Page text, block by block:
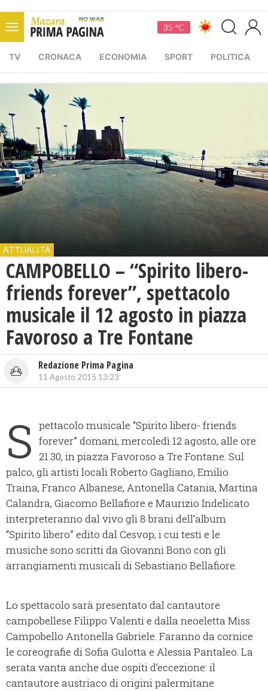
35 °C
TV CRONACA ECONOMIA SPORT POLITICA
ATTUALITÀ
CAMPOBELLO – “Spirito libero-
friends forever”, spettacolo
musicale il 12 agosto in piazza
Favoroso a Tre Fontane
Redazione Prima Pagina
11 Agosto 2015 13:23
S pettacolo musicale “Spirito libero- friends
forever” domani, mercoledì 12 agosto, alle ore
21.30, in piazza Favoroso a Tre Fontane. Sul
palco, gli artisti locali Roberto Gagliano, Emilio
Traina, Franco Albanese, Antonella Catania, Martina
Calandra, Giacomo Bellafiore e Maurizio Indelicato
interpreteranno dal vivo gli 8 brani dell’album
“Spirito libero” edito dal Cesvop, i cui testi e le
musiche sono scritti da Giovanni Bono con gli
arrangiamenti musicali di Sebastiano Bellafiore.
Lo spettacolo sarà presentato dal cantautore
campobellese Filippo Valenti e dalla neoeletta Miss
Campobello Antonella Gabriele. Faranno da cornice
le coreografie di Sofia Gulotta e Alessia Pantaleo. La
serata vanta anche due ospiti d’eccezione: il
cantautore austriaco di origini palermitane